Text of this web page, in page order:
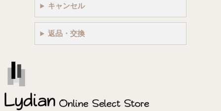
キャンセル
返品・交換